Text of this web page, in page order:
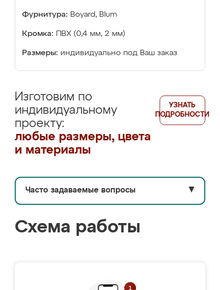
Фурнитура: Boyard, Blum
Кромка: ПВХ (0,4 мм, 2 мм)
Размеры: индивидуально под Ваш заказ
Изготовим по
индивидуальному
проекту:
любые размеры, цвета
и материалы
УЗНАТЬ
ПОДРОБНОСТИ
Часто задаваемые вопросы ▼
Схема работы